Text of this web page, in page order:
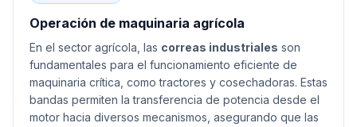
Operación de maquinaria agrícola
En el sector agrícola, las correas industriales son
fundamentales para el funcionamiento eficiente de
maquinaria crítica, como tractores y cosechadoras. Estas
bandas permiten la transferencia de potencia desde el
motor hacia diversos mecanismos, asegurando que las